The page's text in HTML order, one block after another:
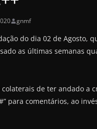
gnmf
do dia 02 de Agosto,
as últimas semanas
colaterais de ter andado a
para comentários, ao